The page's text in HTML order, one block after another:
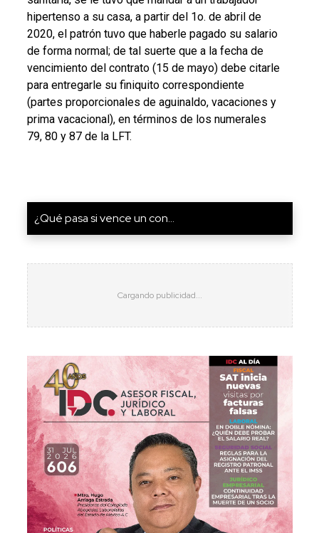
hipertenso a su casa, a partir del 1o. de abril de
2020, el patrón tuvo que haberle pagado su salario
de forma normal; de tal suerte que a la fecha de
vencimiento del contrato (15 de mayo) debe citarle
para entregarle su finiquito correspondiente
(partes proporcionales de aguinaldo, vacaciones y
prima vacacional), en términos de los numerales
79, 80 y 87 de la LFT.
¿Qué pasa si vence un con...